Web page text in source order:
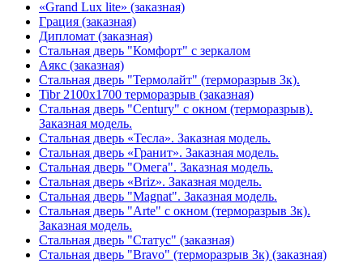
«Grand Lux lite» (заказная)
Гpация (заказная)
Дипломат (заказная)
Стальная дверь "Комфорт" с зеркалом
Аякс (заказная)
Стальная дверь "Термолайт" (терморазрыв 3к).
Tibr 2100х1700 терморазрыв (заказная)
Стальная дверь "Century" с окном (терморазрыв).
Заказная модель.
Стальная дверь «Тесла». Заказная модель.
Стальная дверь «Гранит». Заказная модель.
Стальная дверь "Омега". Заказная модель.
Стальная дверь «Briz». Заказная модель.
Стальная дверь "Magnat". Заказная модель.
Стальная дверь "Arte" с окном (терморазрыв 3к).
Заказная модель.
Стальная дверь "Статус" (заказная)
Стальная дверь "Bravo" (терморазрыв 3к) (заказная)